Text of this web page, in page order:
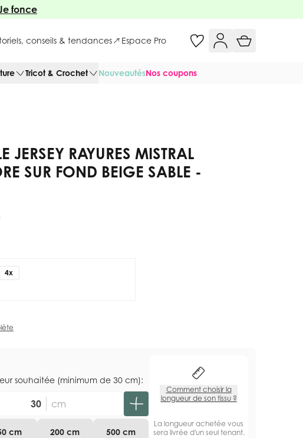
fonce
conseils & tendances Espace Pro
Tricot & Crochet NouveautésNos coupons
JERSEY RAYURES MISTRAL
SUR FOND BEIGE SABLE -
4x
souhaitée (minimum de 30 cm):
cm
cm 200 cm 500 cm
Comment choisir la
longueur de son tissu ?
La longueur achetée vous
sera livrée d'un seul tenant.